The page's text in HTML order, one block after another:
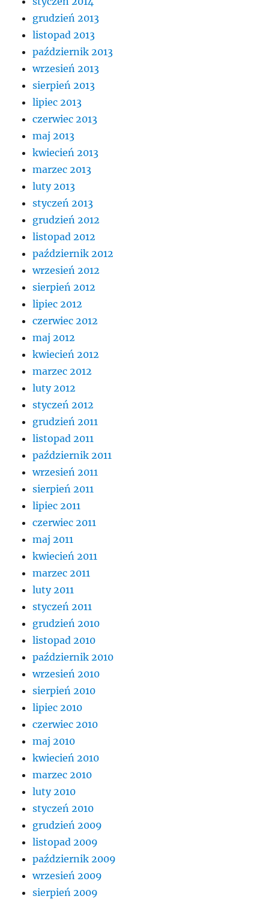
grudzień 2013
listopad 2013
październik 2013
wrzesień 2013
sierpień 2013
lipiec 2013
czerwiec 2013
maj 2013
kwiecień 2013
marzec 2013
luty 2013
styczeń 2013
grudzień 2012
listopad 2012
październik 2012
wrzesień 2012
sierpień 2012
lipiec 2012
czerwiec 2012
maj 2012
kwiecień 2012
marzec 2012
luty 2012
styczeń 2012
grudzień 2011
listopad 2011
październik 2011
wrzesień 2011
sierpień 2011
lipiec 2011
czerwiec 2011
maj 2011
kwiecień 2011
marzec 2011
luty 2011
styczeń 2011
grudzień 2010
listopad 2010
październik 2010
wrzesień 2010
sierpień 2010
lipiec 2010
czerwiec 2010
maj 2010
kwiecień 2010
marzec 2010
luty 2010
styczeń 2010
grudzień 2009
listopad 2009
październik 2009
wrzesień 2009
sierpień 2009